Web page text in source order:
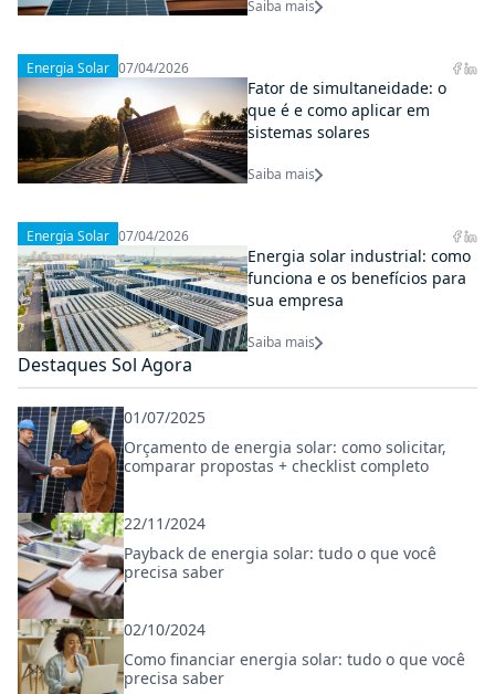
Saiba mais
Energia Solar 07/04/2026
Fator de simultaneidade: o
que é e como aplicar em
sistemas solares
Saiba mais
Energia Solar 07/04/2026
Energia solar industrial: como
funciona e os benefícios para
sua empresa
Saiba mais
Destaques Sol Agora
01/07/2025
Orçamento de energia solar: como solicitar,
comparar propostas + checklist completo
22/11/2024
Payback de energia solar: tudo o que você
precisa saber
02/10/2024
Como financiar energia solar: tudo o que você
precisa saber